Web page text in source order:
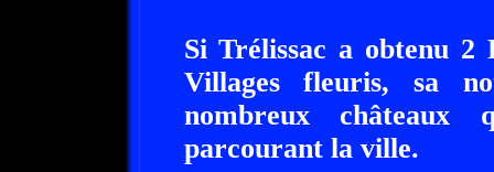
Si Trélissac a obtenu 2
Villages fleuris, sa
nombreux
parcourant la ville.